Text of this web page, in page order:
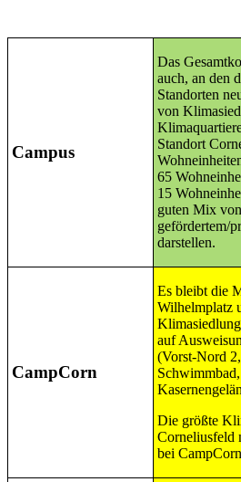
Campus
Das
auch, an den
Standorten
von
Standort
65
15
guten Mix
gefördertem/
darstellen.
CampCorn
Es bleibt die
Wilhelmplatz
auf
(Vorst-Nord
Die größte
Corneliusfeld
bei